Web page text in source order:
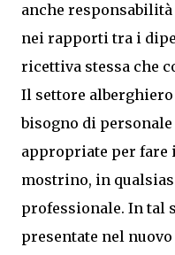
anche
nei rapporti tra i
ricettiva stessa che
Il settore
bisogno di
appropriate per fare
mostrino, in
professionale. In tal
presentate nel